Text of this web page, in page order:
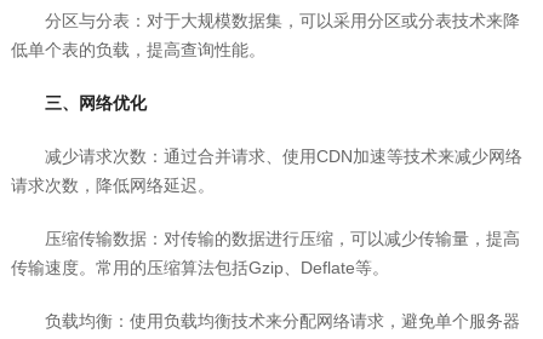
分区与分表：对于大规模数据集，可以采用分区或分表技术来降
低单个表的负载，提高查询性能。
三、网络优化
减少请求次数：通过合并请求、使用CDN加速等技术来减少网络
请求次数，降低网络延迟。
压缩传输数据：对传输的数据进行压缩，可以减少传输量，提高
传输速度。常用的压缩算法包括Gzip、Deflate等。
负载均衡：使用负载均衡技术来分配网络请求，避免单个服务器